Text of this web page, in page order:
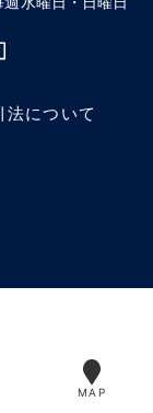
法について
MAP